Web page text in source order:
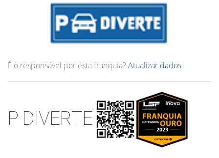
É o responsável por esta franquia? Atualizar dados
P DIVERTE